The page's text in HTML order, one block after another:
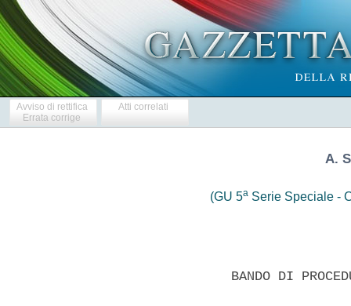
Avviso di rettifica
Errata corrige
Atti correlati
A.
(GU 5a Serie Speciale -
BANDO DI